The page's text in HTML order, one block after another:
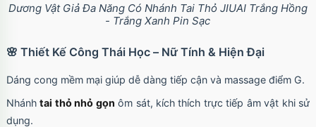
Dương Vật Giả Đa Năng Có Nhánh Tai Thỏ JIUAI Trắng Hồng
- Trắng Xanh Pin Sạc
🌸 Thiết Kế Công Thái Học – Nữ Tính & Hiện Đại
Dáng cong mềm mại giúp dễ dàng tiếp cận và massage điểm G.
Nhánhtai thỏ nhỏ gọn ôm sát, kích thích trực tiếp âm vật khi sử
dụng.